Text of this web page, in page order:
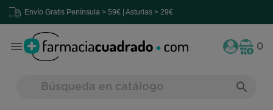
Envío GratisPenínsula > 59€ | Asturias > 29€
 0
search